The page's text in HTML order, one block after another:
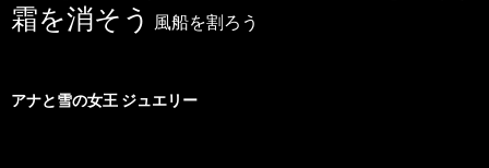
霜を消そう 風船を割ろう
アナと雪の女王 ジュエリー